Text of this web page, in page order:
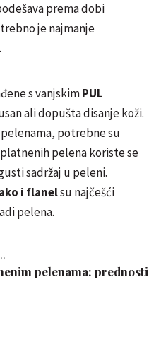
prema dobi
je najmanje
s vanjskimPUL
ali dopušta disanje koži.
potrebne su
pelena koriste se
sadržaj u peleni.
i flanelsu najčešći
pelena.
pelenama: prednosti